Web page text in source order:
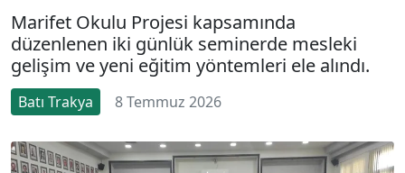
Marifet Okulu Projesi kapsamında
düzenlenen iki günlük seminerde mesleki
gelişim ve yeni eğitim yöntemleri ele alındı.
Batı Trakya 8 Temmuz 2026